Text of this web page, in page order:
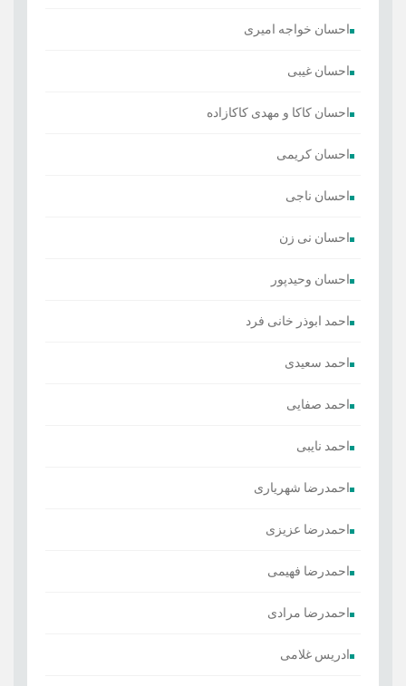
احسان خواجه امیری
احسان غیبی
احسان کاکا و مهدی کاکازاده
احسان کریمی
احسان ناجی
احسان نی زن
احسان وحیدپور
احمد ابوذر خانی فرد
احمد سعیدی
احمد صفایی
احمد نایبی
احمدرضا شهریاری
احمدرضا عزیزی
احمدرضا فهیمی
احمدرضا مرادی
ادریس غلامی